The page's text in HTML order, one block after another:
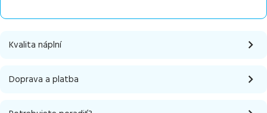
Kvalita náplní
Doprava a platba